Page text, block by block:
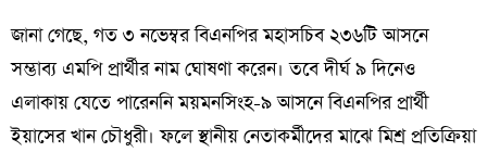
জানা গেছে, গত ৩ নভেম্বর বিএনপির মহাসচিব ২৩৬টি আসনে
সম্ভাব্য এমপি প্রার্থীর নাম ঘোষণা করেন। তবে দীর্ঘ ৯ দিনেও
এলাকায় যেতে পারেননি ময়মনসিংহ-৯ আসনে বিএনপির প্রার্থী
ইয়াসের খান চৌধুরী। ফলে স্থানীয় নেতাকর্মীদের মাঝে মিশ্র প্রতিক্রিয়া